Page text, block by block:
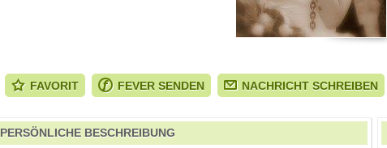
FAVORIT FEVER SENDEN NACHRICHT SCHREIBEN
PERSÖNLICHE BESCHREIBUNG